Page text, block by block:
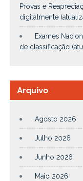
Provas e
digitalmente
Exames
de classificação
Arquivo
Agosto 2026
Julho 2026
Junho 2026
Maio 2026